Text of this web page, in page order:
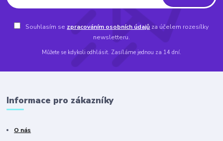
Souhlasím se zpracováním osobních údajů za účelem rozesílky
newsletteru.
Můžete se kdykoli odhlásit. Zasíláme jednou za 14 dní.
Informace pro zákazníky
O nás